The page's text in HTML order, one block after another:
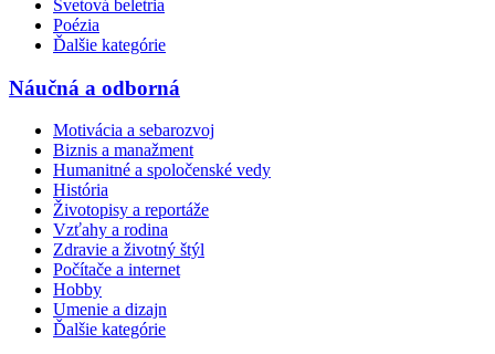
Svetová beletria
Poézia
Ďalšie kategórie
Náučná a odborná
Motivácia a sebarozvoj
Biznis a manažment
Humanitné a spoločenské vedy
História
Životopisy a reportáže
Vzťahy a rodina
Zdravie a životný štýl
Počítače a internet
Hobby
Umenie a dizajn
Ďalšie kategórie